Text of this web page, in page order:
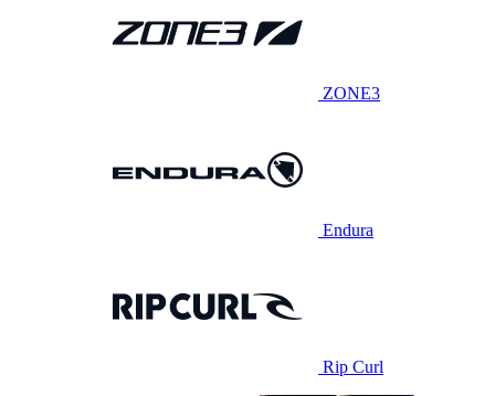
ZONE3
Endura
Rip Curl